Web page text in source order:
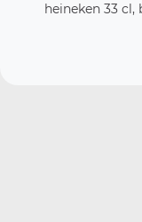
heineken 33 cl,